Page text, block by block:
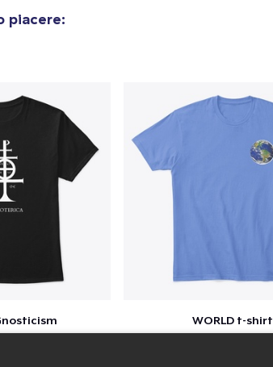
piacere:
WORLD t-shirt